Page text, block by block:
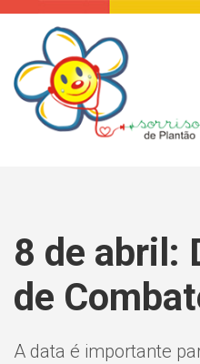
8 de abril:
de
A data é importante